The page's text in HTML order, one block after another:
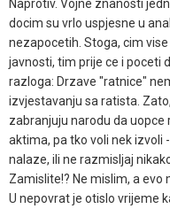
Naprotiv. Vojne znanosti
docim su vrlo uspjesne u
nezapocetih. Stoga, cim
javnosti, tim prije ce i poceti
razloga: Drzave "ratnice"
izvjestavanju sa ratista.
zabranjuju narodu da
aktima, pa tko voli nek izvoli
nalaze, ili ne razmisljaj
Zamislite!? Ne mislim, a evo
U nepovrat je otislo vrijeme